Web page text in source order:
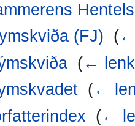
(FJ) (
(←
(←
(←